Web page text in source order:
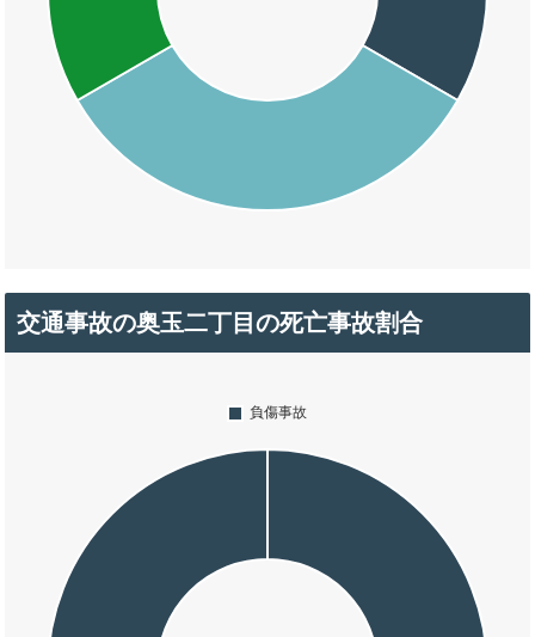
交通事故の奥玉二丁目の死亡事故割合